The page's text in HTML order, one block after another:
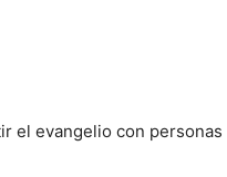
el evangelio con personas